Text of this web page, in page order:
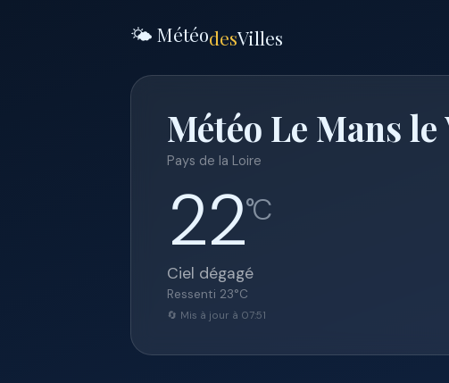
🌤️ MétéodesVilles
Météo Le Mans
Pays de la Loire
22°C
Ciel dégagé
Ressenti 23°C
🔄 Mis à jour à 07:51